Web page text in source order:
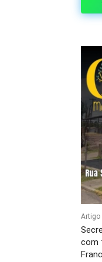
Artigo
com